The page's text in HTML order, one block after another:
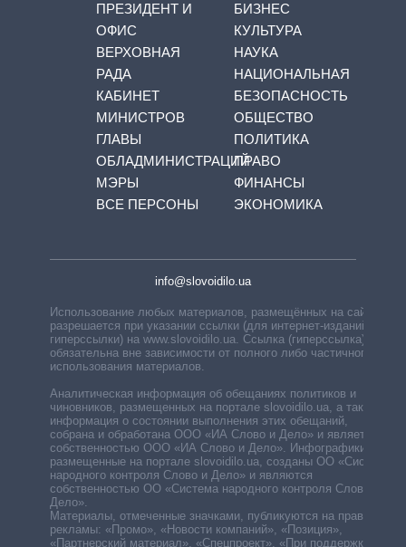
ПРЕЗИДЕНТ И
ОФИС
ВЕРХОВНАЯ
РАДА
КАБИНЕТ
МИНИСТРОВ
ГЛАВЫ
ОБЛАДМИНИСТРАЦИЙ
МЭРЫ
ВСЕ ПЕРСОНЫ
БИЗНЕС
КУЛЬТУРА
НАУКА
НАЦИОНАЛЬНАЯ
БЕЗОПАСНОСТЬ
ОБЩЕСТВО
ПОЛИТИКА
ПРАВО
ФИНАНСЫ
ЭКОНОМИКА
info@slovoidilo.ua
Использование любых материалов, размещённых на сайте,
разрешается при указании ссылки (для интернет-изданий —
гиперссылки) на www.slovoidilo.ua. Ссылка (гиперссылка)
обязательна вне зависимости от полного либо частичного
использования материалов.
Аналитическая информация об обещаниях политиков и
чиновников, размещенных на портале slovoidilo.ua, а также
информация о состоянии выполнения этих обещаний,
собрана и обработана ООО «ИА Слово и Дело» и является
собственностью ООО «ИА Слово и Дело». Инфографики,
размещенные на портале slovoidilo.ua, созданы ОО «Система
народного контроля Слово и Дело» и являются
собственностью ОО «Система народного контроля Слово и
Дело».
Материалы, отмеченные значками, публикуются на правах
рекламы: «Промо», «Новости компаний», «Позиция»,
«Партнерский материал», «Спецпроект», «При поддержке».